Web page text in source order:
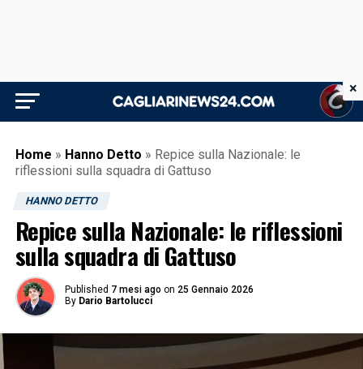
Home » Hanno Detto » Repice sulla Nazionale: le
riflessioni sulla squadra di Gattuso
HANNO DETTO
Repice sulla Nazionale: le riflessioni
sulla squadra di Gattuso
Published 7 mesi ago on 25 Gennaio 2026
By Dario Bartolucci
×